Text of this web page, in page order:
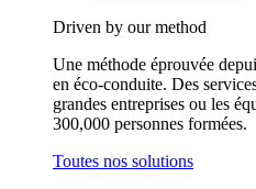
Driven by our method
Une méthode éprouvée
en éco-conduite. Des
grandes entreprises ou les
300,000 personnes formées.
Toutes nos solutions